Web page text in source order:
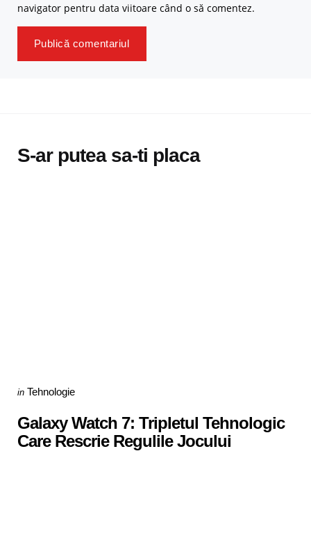
navigator pentru data viitoare când o să comentez.
S-ar putea sa-ti placa
Categories
Posted
in Tehnologie
Galaxy Watch 7: Tripletul Tehnologic
Care Rescrie Regulile Jocului